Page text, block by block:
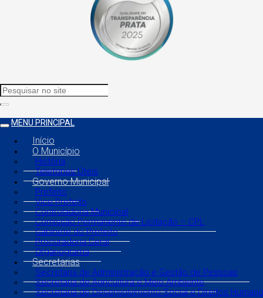
MENU PRINCIPAL
Início
O Município
História
Telefones Úteis
Governo Municipal
Prefeito
Vice Prefeito
Controladoria Municipal
Comissão Permanente de Licitação – CPL
Gabinete do Prefeito
Procuradoria Geral
Organograma
Secretarias
Secretaria de Administração e Gestão de Pessoas
Secretaria de Agricultura e Meio Ambiente
Secretaria de Desenvolvimento Social e Direitos